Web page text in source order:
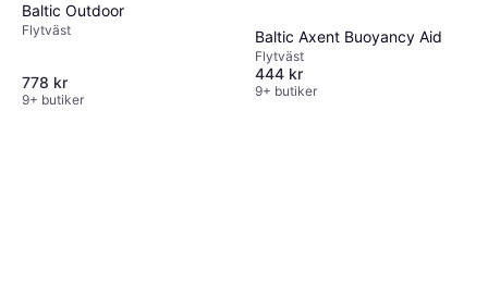
Baltic Outdoor
Flytväst
778 kr
9+ butiker
Baltic Axent Buoyancy Aid
Flytväst
444 kr
9+ butiker